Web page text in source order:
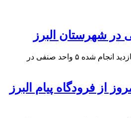
محمد نصیری گفت: در ۴۵ بازدید انجام شده ۵ واحد صنفی در
از فرودگاه پیام البرز